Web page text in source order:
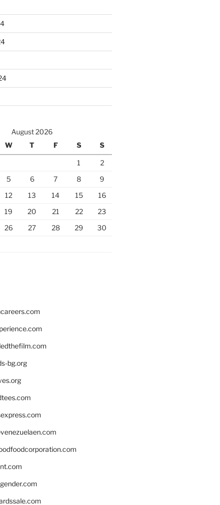
August 2026
W T F S S
1
2
5 6 7 8
9
12 13 14 15
16
19 20 21 22
23
26 27 28 29
30
bg.org